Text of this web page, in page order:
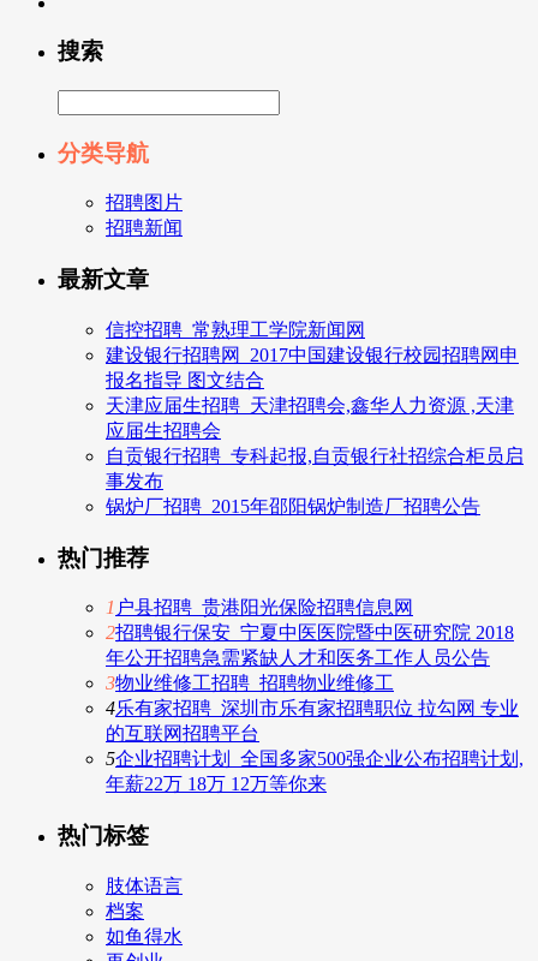
搜索
分类导航
招聘图片
招聘新闻
最新文章
信控招聘_常熟理工学院新闻网
建设银行招聘网_2017中国建设银行校园招聘网申
报名指导 图文结合
天津应届生招聘_天津招聘会,鑫华人力资源 ,天津
应届生招聘会
自贡银行招聘_专科起报,自贡银行社招综合柜员启
事发布
锅炉厂招聘_2015年邵阳锅炉制造厂招聘公告
热门推荐
1 户县招聘_贵港阳光保险招聘信息网
2招聘银行保安_宁夏中医医院暨中医研究院 2018
年公开招聘急需紧缺人才和医务工作人员公告
3物业维修工招聘_招聘物业维修工
4乐有家招聘_深圳市乐有家招聘职位 拉勾网 专业
的互联网招聘平台
5企业招聘计划_全国多家500强企业公布招聘计划,
年薪22万 18万 12万等你来
热门标签
肢体语言
档案
如鱼得水